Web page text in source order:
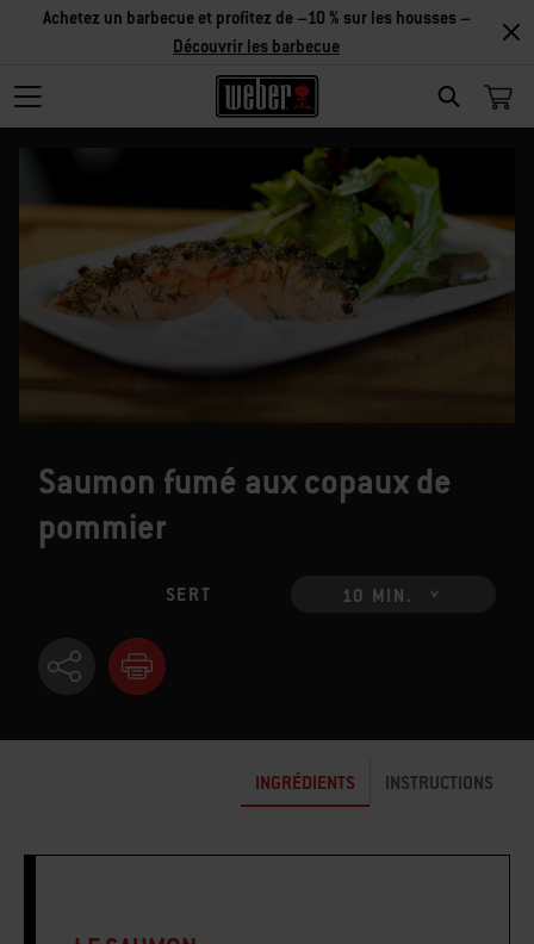
SEARCH
Achetez un barbecue et profitez de –10 % sur les housses –
Découvrir les barbecue
Saumon fumé aux copaux de
pommier
SERT 10 MIN.
INGRÉDIENTS INSTRUCTIONS